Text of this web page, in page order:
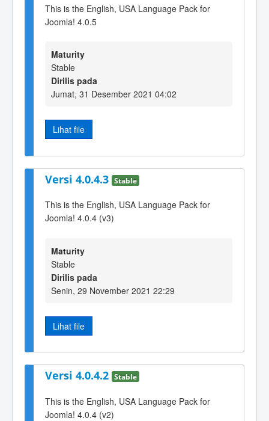
This is the English, USA Language Pack for
Joomla! 4.0.5
Maturity
Stable
Dirilis pada
Jumat, 31 Desember 2021 04:02
Lihat file
Versi 4.0.4.3 Stable
This is the English, USA Language Pack for
Joomla! 4.0.4 (v3)
Maturity
Stable
Dirilis pada
Senin, 29 November 2021 22:29
Lihat file
Versi 4.0.4.2 Stable
This is the English, USA Language Pack for
Joomla! 4.0.4 (v2)